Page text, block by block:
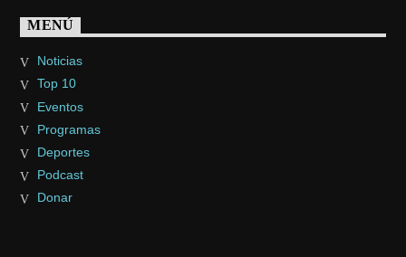
MENÚ
Noticias
Top 10
Eventos
Programas
Deportes
Podcast
Donar